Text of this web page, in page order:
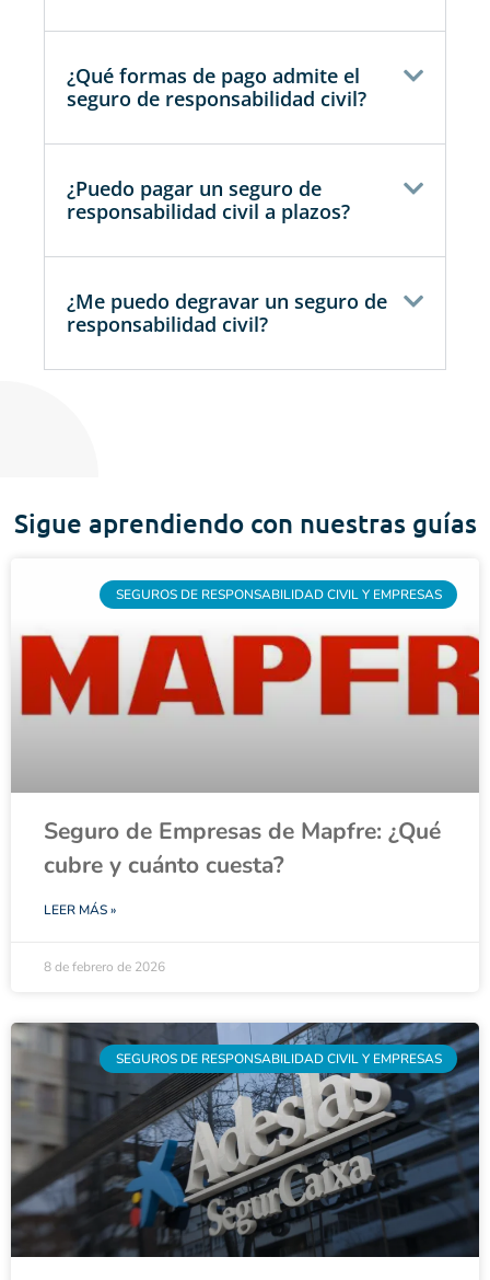
¿Qué formas de pago admite el
seguro de responsabilidad civil?
¿Puedo pagar un seguro de
responsabilidad civil a plazos?
¿Me puedo degravar un seguro de
responsabilidad civil?
Sigue aprendiendo con nuestras guías
SEGUROS DE RESPONSABILIDAD CIVIL Y EMPRESAS
Seguro de Empresas de Mapfre: ¿Qué
cubre y cuánto cuesta?
LEER MÁS »
8 de febrero de 2026
SEGUROS DE RESPONSABILIDAD CIVIL Y EMPRESAS